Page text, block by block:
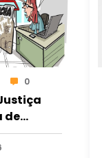
0
de
contas